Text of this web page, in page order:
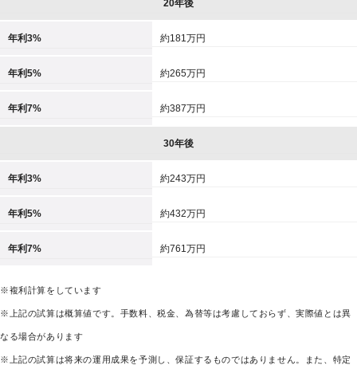
20年後
年利3% 約181万円
年利5% 約265万円
年利7% 約387万円
30年後
年利3% 約243万円
年利5% 約432万円
年利7% 約761万円
※複利計算をしています
※上記の試算は概算値です。手数料、税金、為替等は考慮しておらず、実際値とは異
なる場合があります
※上記の試算は将来の運用成果を予測し、保証するものではありません。また、特定